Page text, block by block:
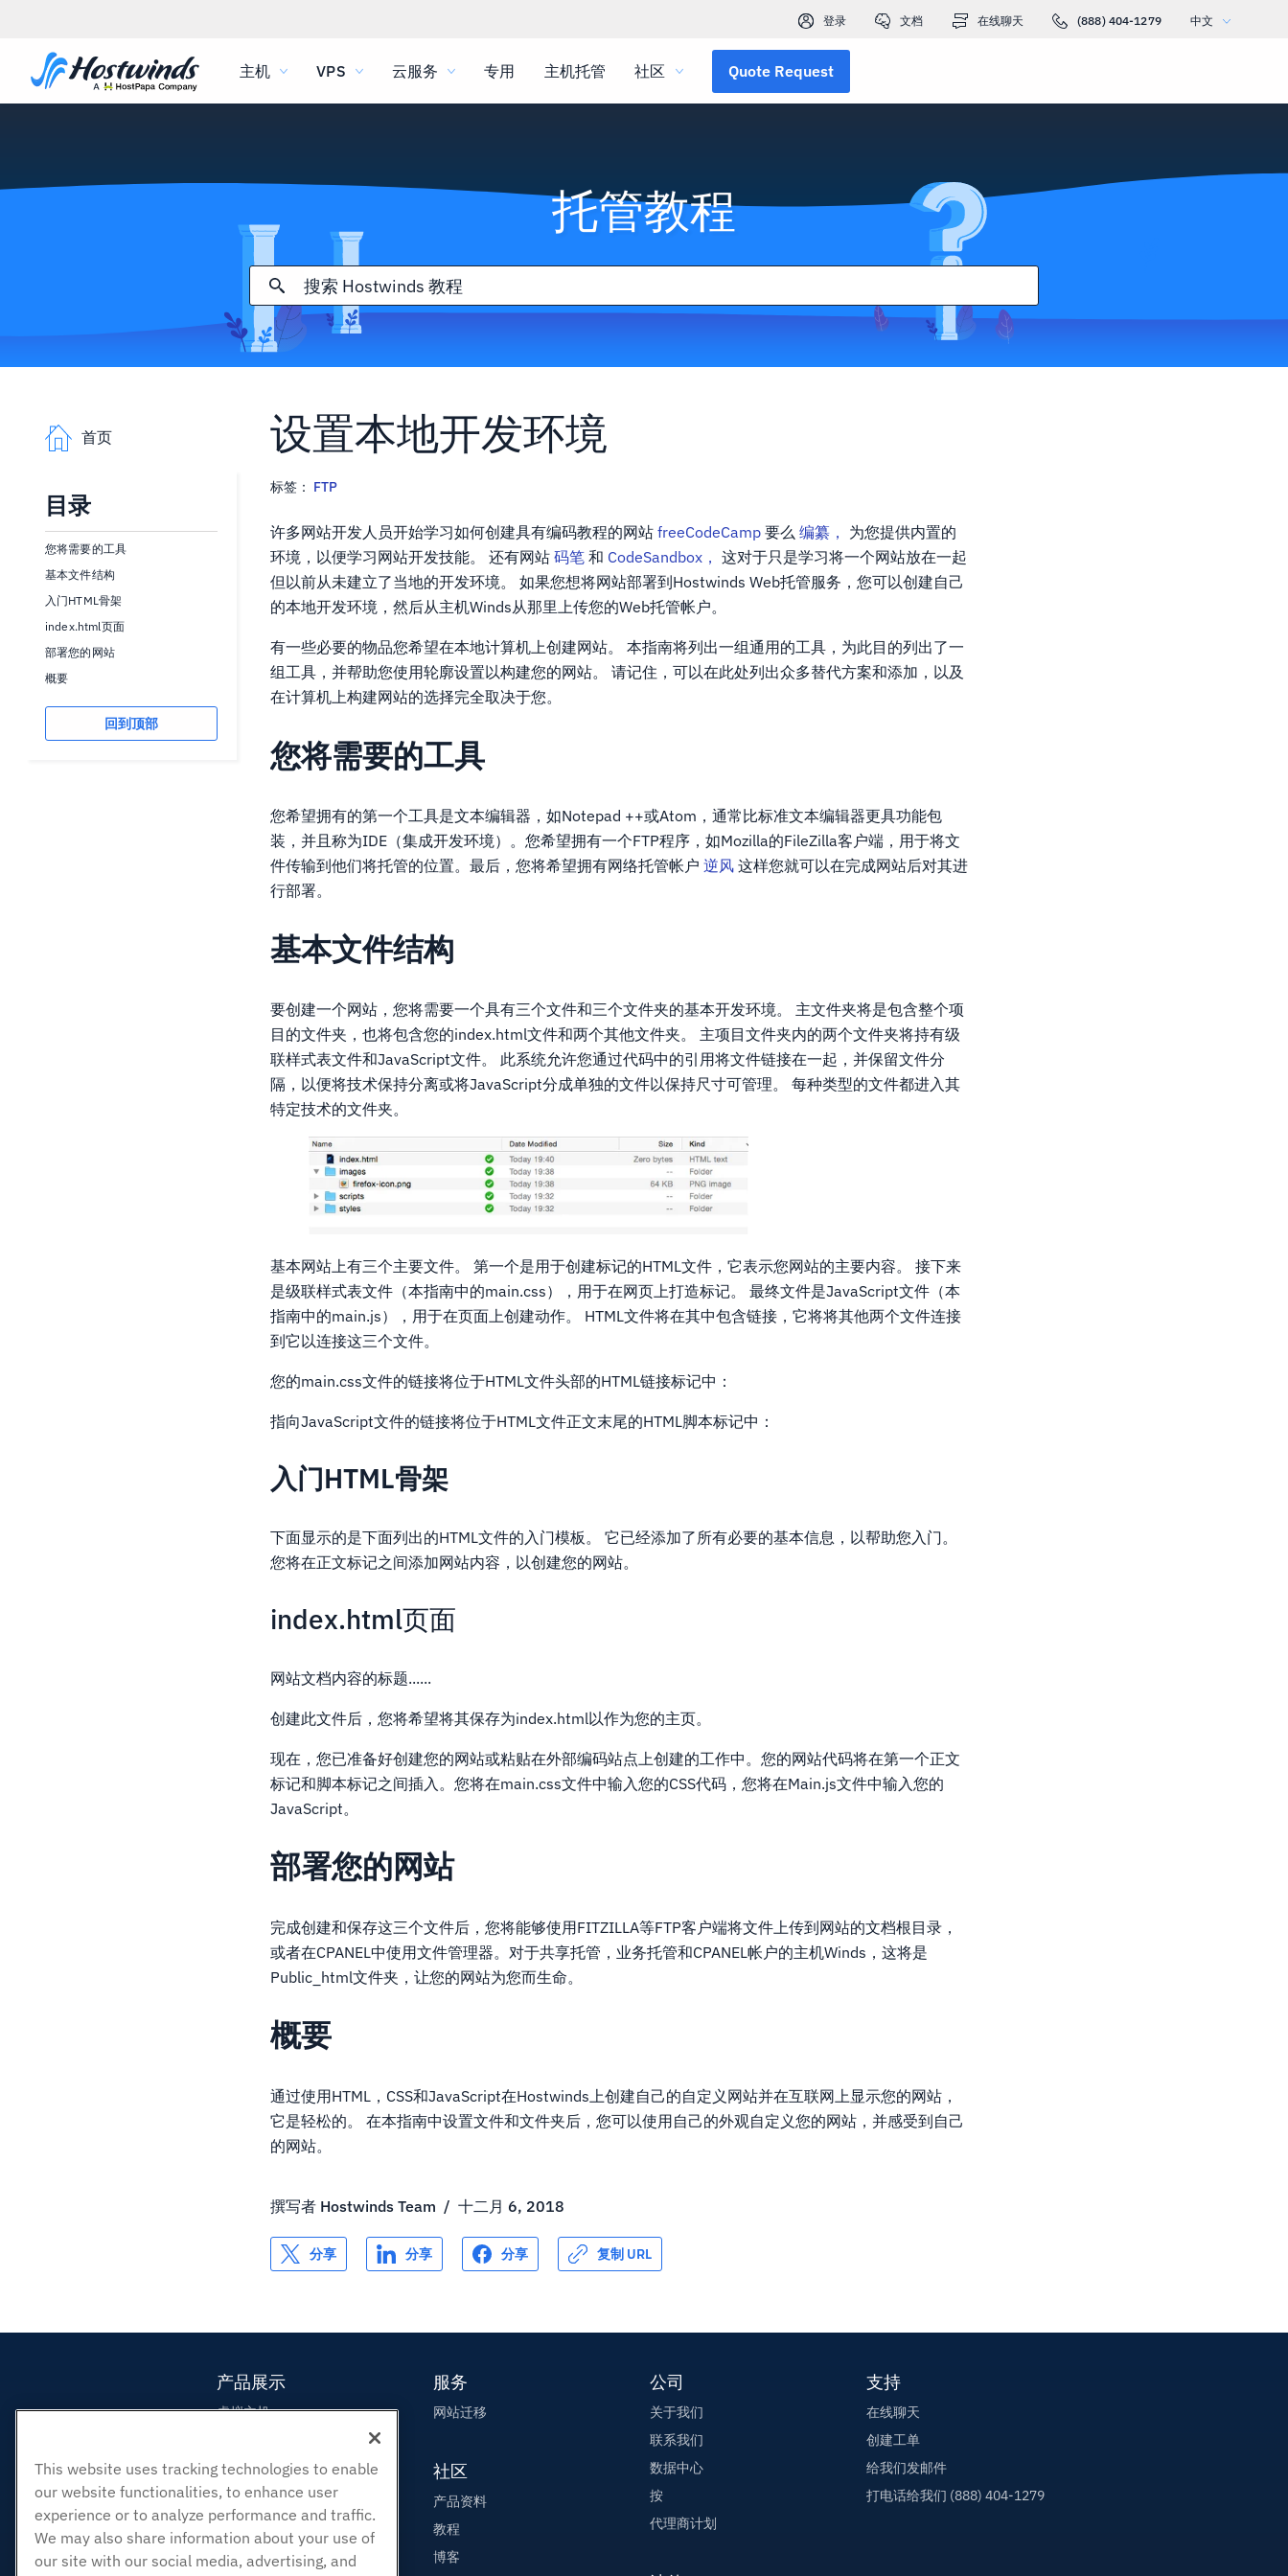
登录 文档 在线聊天 (888) 404-1279 中文
主机 VPS 云服务 专用 主机托管 社区 Quote Request
托管教程
首页
目录
您将需要的工具
基本文件结构
入门HTML骨架
index.html页面
部署您的网站
概要
回到顶部
设置本地开发环境
标签： FTP
许多网站开发人员开始学习如何创建具有编码教程的网站freeCodeCamp 要么编纂， 为您提供内置的
环境，以便学习网站开发技能。 还有网站码笔 和 CodeSandbox， 这对于只是学习将一个网站放在一起
但以前从未建立了当地的开发环境。 如果您想将网站部署到Hostwinds Web托管服务，您可以创建自己
的本地开发环境，然后从主机Winds从那里上传您的Web托管帐户。
有一些必要的物品您希望在本地计算机上创建网站。 本指南将列出一组通用的工具，为此目的列出了一
组工具，并帮助您使用轮廓设置以构建您的网站。 请记住，可以在此处列出众多替代方案和添加，以及
在计算机上构建网站的选择完全取决于您。
您将需要的工具
您希望拥有的第一个工具是文本编辑器，如Notepad ++或Atom，通常比标准文本编辑器更具功能包
装，并且称为IDE（集成开发环境）。您希望拥有一个FTP程序，如Mozilla的FileZilla客户端，用于将文
件传输到他们将托管的位置。最后，您将希望拥有网络托管帐户逆风 这样您就可以在完成网站后对其进
行部署。
基本文件结构
要创建一个网站，您将需要一个具有三个文件和三个文件夹的基本开发环境。 主文件夹将是包含整个项
目的文件夹，也将包含您的index.html文件和两个其他文件夹。 主项目文件夹内的两个文件夹将持有级
联样式表文件和JavaScript文件。 此系统允许您通过代码中的引用将文件链接在一起，并保留文件分
隔，以便将技术保持分离或将JavaScript分成单独的文件以保持尺寸可管理。 每种类型的文件都进入其
特定技术的文件夹。
基本网站上有三个主要文件。 第一个是用于创建标记的HTML文件，它表示您网站的主要内容。 接下来
是级联样式表文件（本指南中的main.css），用于在网页上打造标记。 最终文件是JavaScript文件（本
指南中的main.js），用于在页面上创建动作。 HTML文件将在其中包含链接，它将将其他两个文件连接
到它以连接这三个文件。
您的main.css文件的链接将位于HTML文件头部的HTML链接标记中：
指向JavaScript文件的链接将位于HTML文件正文末尾的HTML脚本标记中：
入门HTML骨架
下面显示的是下面列出的HTML文件的入门模板。 它已经添加了所有必要的基本信息，以帮助您入门。
您将在正文标记之间添加网站内容，以创建您的网站。
index.html页面
网站文档内容的标题......
创建此文件后，您将希望将其保存为index.html以作为您的主页。
现在，您已准备好创建您的网站或粘贴在外部编码站点上创建的工作中。您的网站代码将在第一个正文
标记和脚本标记之间插入。您将在main.css文件中输入您的CSS代码，您将在Main.js文件中输入您的
JavaScript。
部署您的网站
完成创建和保存这三个文件后，您将能够使用FITZILLA等FTP客户端将文件上传到网站的文档根目录，
或者在CPANEL中使用文件管理器。对于共享托管，业务托管和CPANEL帐户的主机Winds，这将是
Public_html文件夹，让您的网站为您而生命。
概要
通过使用HTML，CSS和JavaScript在Hostwinds上创建自己的自定义网站并在互联网上显示您的网站，
它是轻松的。 在本指南中设置文件和文件夹后，您可以使用自己的外观自定义您的网站，并感受到自己
的网站。
撰写者 Hostwinds Team /十二月 6, 2018
分享 分享 分享 复制 URL
产品展示
虚拟主机
转销商托管
白标经销商
管理Linux VPS
非托管Linux VPS
服务
网站迁移
社区
产品资料
教程
博客
公司
关于我们
联系我们
数据中心
按
代理商计划
支持
在线聊天
创建工单
给我们发邮件
打电话给我们 (888) 404-1279
This website uses tracking technologies to enable
our website functionalities, to enhance user
experience or to analyze performance and traffic.
We may also share information about your use of
our site with our social media, advertising, and